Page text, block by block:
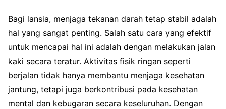
Bagi lansia, menjaga tekanan darah tetap stabil adalah
hal yang sangat penting. Salah satu cara yang efektif
untuk mencapai hal ini adalah dengan melakukan jalan
kaki secara teratur. Aktivitas fisik ringan seperti
berjalan tidak hanya membantu menjaga kesehatan
jantung, tetapi juga berkontribusi pada kesehatan
mental dan kebugaran secara keseluruhan. Dengan